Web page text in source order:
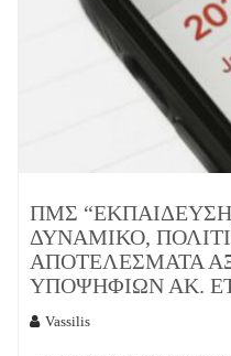
ΠΜΣ
ΔΥΝΑΜΙΚΌ,
ΑΠΟΤΕΛΈΣΜΑΤΑ
ΥΠΟΨΗΦΊΩΝ ΑΚ.
Vassilis